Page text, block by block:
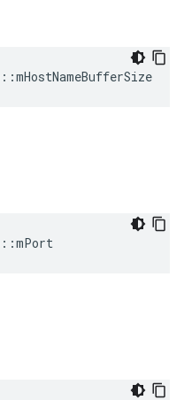
::mHostNameBufferSize
::mPort